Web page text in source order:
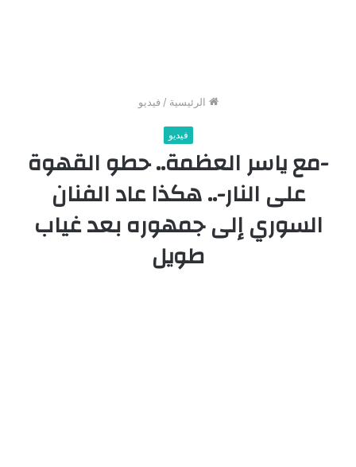
الرئيسية / فيديو
فيديو
-مع ياسر العظمة.. حطو القهوة
على النار-.. هكذا عاد الفنان
السوري إلى جمهوره بعد غياب
طويل